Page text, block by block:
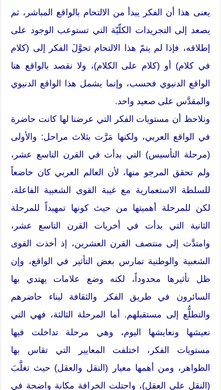
يعنى هذا أن الفكر يبدأ من الالتحام بالواقع المباشر، ثم
يصعد إلى التجريدات الكلّيّة التي تستوعب الوجود على
إطلاقه، فإذا لم يتمّ هذا الالتحام تحوَّلَ الفكر إلى (كلام
في كلام) أو (كلام على الكلام)، ولا نقصد بالواقع هنا
الواقع الدنيوي فحسب، وإنما يشمل هذا الواقع الدنيوي
والمقدَّس على صعيد واحد.
ونلاحظ أن مستويات الفكر التي عرضنا لها كانت حاضرة
في الواقع العربي، ولكنها مَرَّت بثلاث مراحل: والأولى
(مرحلة التأسيس) التي بدأت في القرن التاسع عشر،
ولم تحقق المرجو منها، لأن العالم العربي كان خاضعاً
للسلطة الاستعمارية مع غيبة القوى الشعبية الفاعلة،
لكن للمرحلة أهميتها من حيث كونها تمهيداً للمرحلة
الثانية التي بدأت في أخريات القرن التاسع عشر،
وامتدَّت إلى منتصف القرن العشرين، إذ أخذت القوى
الشعبية والوطنية تمارس بعض التأثير في الواقع، وإن
ظل تأثيرها محدوداً، لكنه وضع علامات يهتدي بها
السائرون في طريق الفكر والثقافة لبناء حاضرهم
والتطلُّع إلى مستقبلهم. أما المرحلة الثالثة، فهي التي
نعيشها ونعايشها اليوم، وهي مرحلة تداخلت فيها
مستويات الفكر، اختلفت المعايير التي تقاس بها
الظواهر، ومن أهمها معيار (النقل والعقل) حيث تغلَّبَ
(النقل على العقل)، واحتلت الخرافة مكانة واضحة في